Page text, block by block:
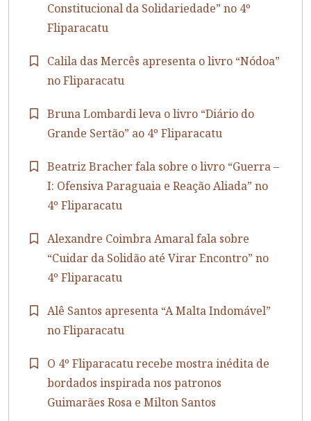
Constitucional da Solidariedade” no 4º
Fliparacatu
Calila das Mercês apresenta o livro “Nódoa”
no Fliparacatu
Bruna Lombardi leva o livro “Diário do
Grande Sertão” ao 4º Fliparacatu
Beatriz Bracher fala sobre o livro “Guerra –
I: Ofensiva Paraguaia e Reação Aliada” no
4º Fliparacatu
Alexandre Coimbra Amaral fala sobre
“Cuidar da Solidão até Virar Encontro” no
4º Fliparacatu
Alê Santos apresenta “A Malta Indomável”
no Fliparacatu
O 4º Fliparacatu recebe mostra inédita de
bordados inspirada nos patronos
Guimarães Rosa e Milton Santos